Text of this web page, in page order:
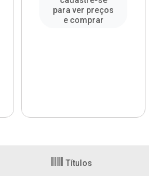
para ver preços
e comprar
Títulos